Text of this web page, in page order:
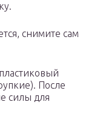
снимите сам
После
силы для